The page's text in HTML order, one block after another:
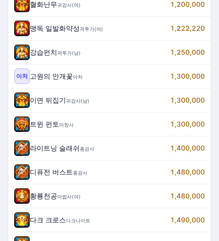
혈화난무귀검사(여) 1,200,000
맹독 일발화약성 격투가(여) 1,222,220
강습펀치 격투가(남) 1,250,000
아처 고원의 안개꽃아처 1,300,000
이면 뒤집기귀검사(남) 1,300,000
트윈 펀토 마창사 1,300,000
라이트닝 슬래쉬총검사 1,400,000
디퓨전 버스트총검사 1,480,000
황룡천공마법사(여) 1,480,000
다크 크로스다크나이트 1,490,000